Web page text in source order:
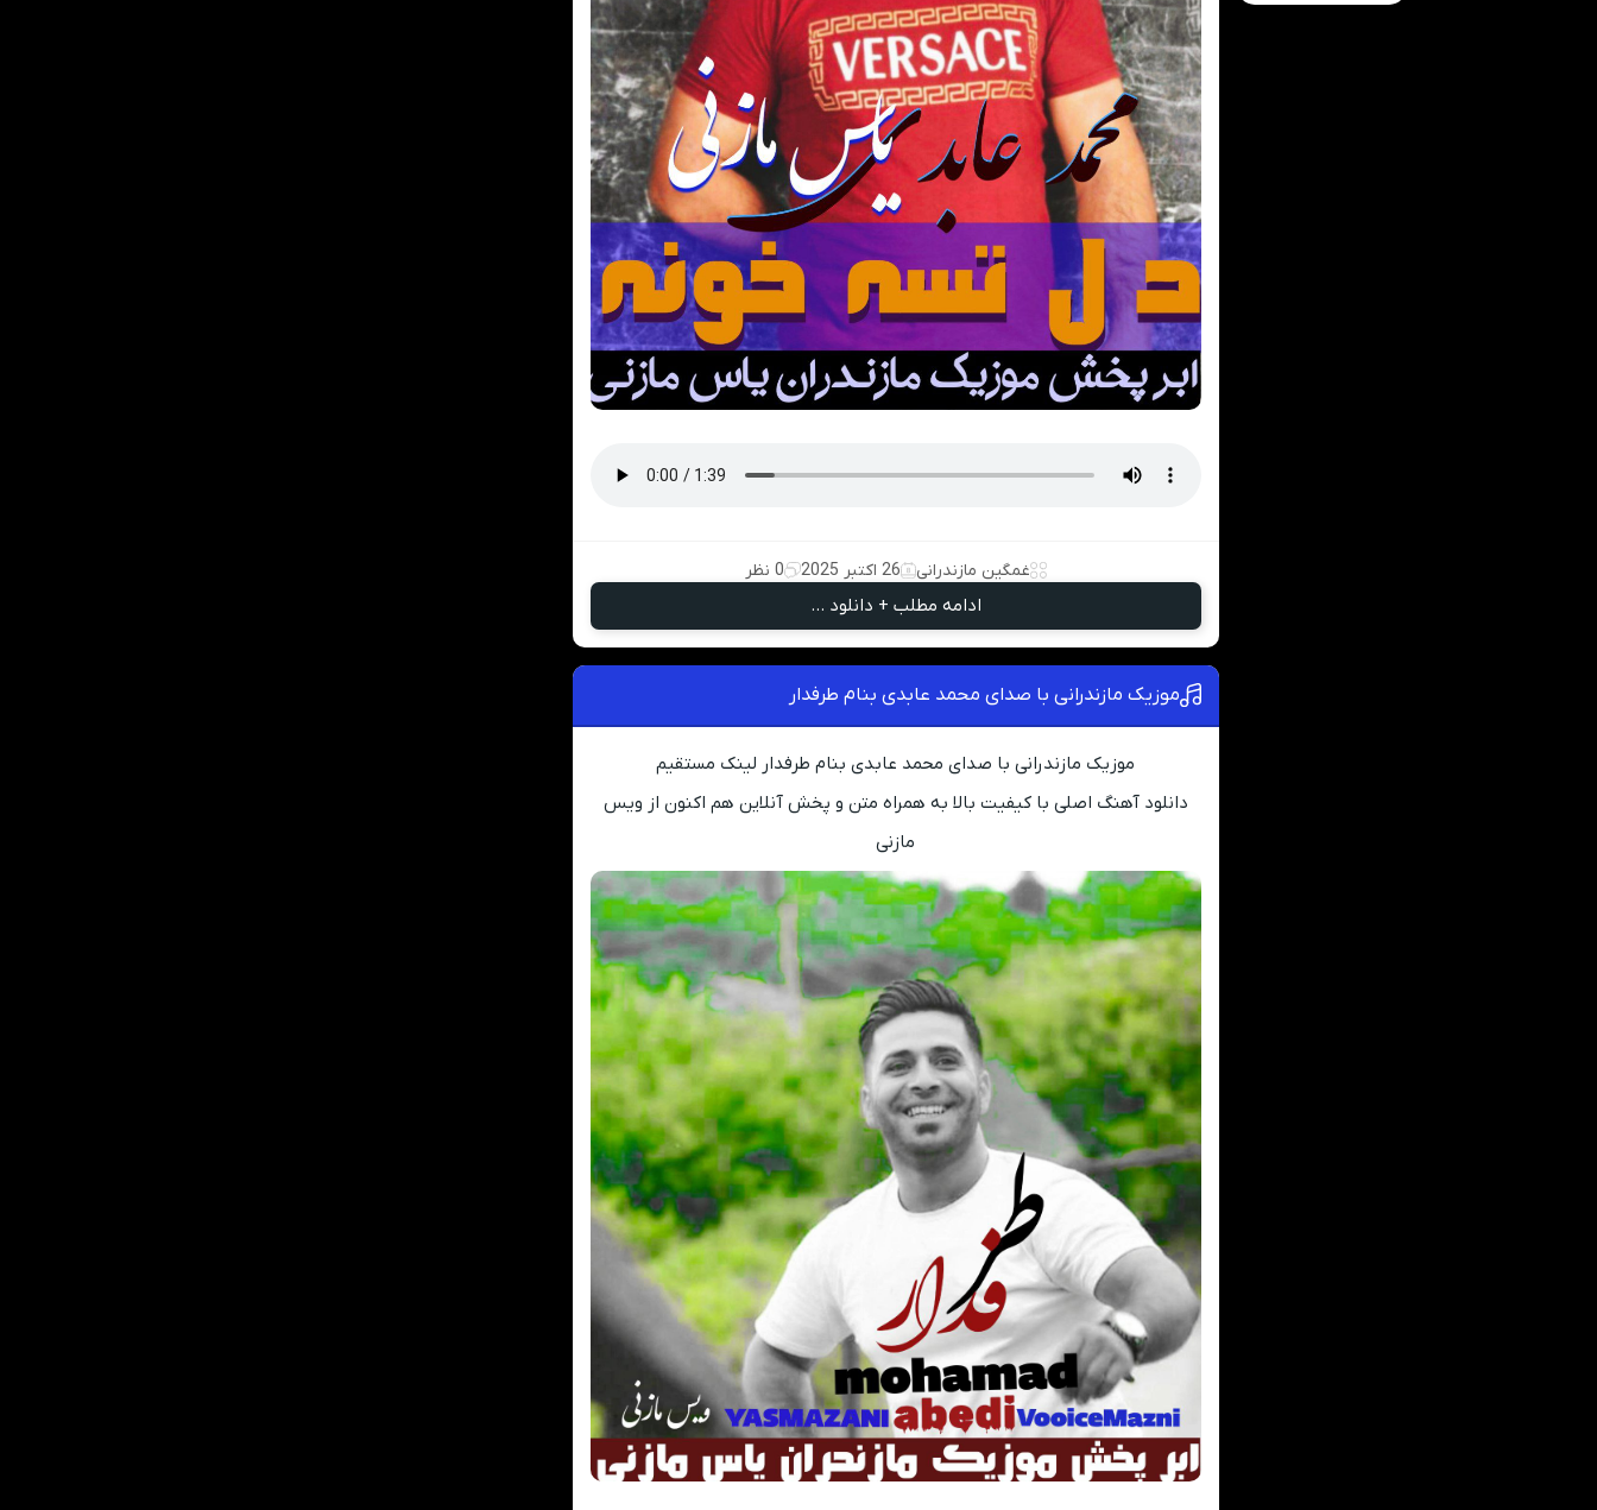
غمگین مازندرانی 26 اکتبر 2025 0 نظر
ادامه مطلب + دانلود ...
موزیک مازندرانی با صدای محمد عابدی بنام طرفدار
موزیک مازندرانی با صدای محمد عابدی بنام طرفدار لینک مستقیم
دانلود آهنگ اصلی با کیفیت بالا به همراه متن و پخش آنلاین هم اکنون از ویس
مازنی